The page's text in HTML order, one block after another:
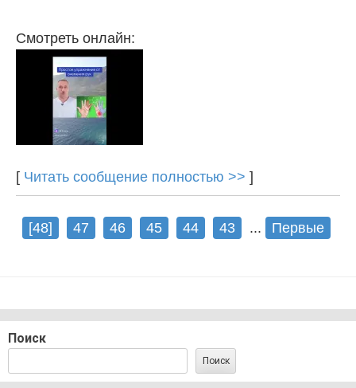
Смотреть онлайн:
[ Читать сообщение полностью >> ]
[48] 47 46 45 44 43 ... Первые
Поиск
Поиск